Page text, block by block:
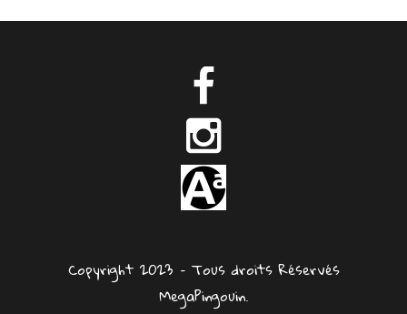
Copyright 2023 – Tous droits Réservés
MegaPingouin.